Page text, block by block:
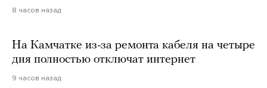
8 часов назад
На Камчатке из-за ремонта кабеля на четыре
дня полностью отключат интернет
9 часов назад